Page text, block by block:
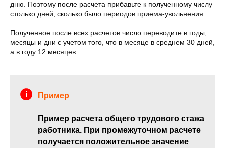
дню. Поэтому после расчета прибавьте к полученному числу
столько дней, сколько было периодов приема-увольнения.
Полученное после всех расчетов число переводите в годы,
месяцы и дни с учетом того, что в месяце в среднем 30 дней,
а в году 12 месяцев.
Пример
Пример расчета общего трудового стажа
работника. При промежуточном расчете
получается положительное значение